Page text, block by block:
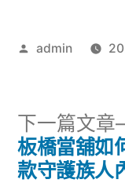
作
admin
文
下一篇文章
板橋當舖如
款守護族人